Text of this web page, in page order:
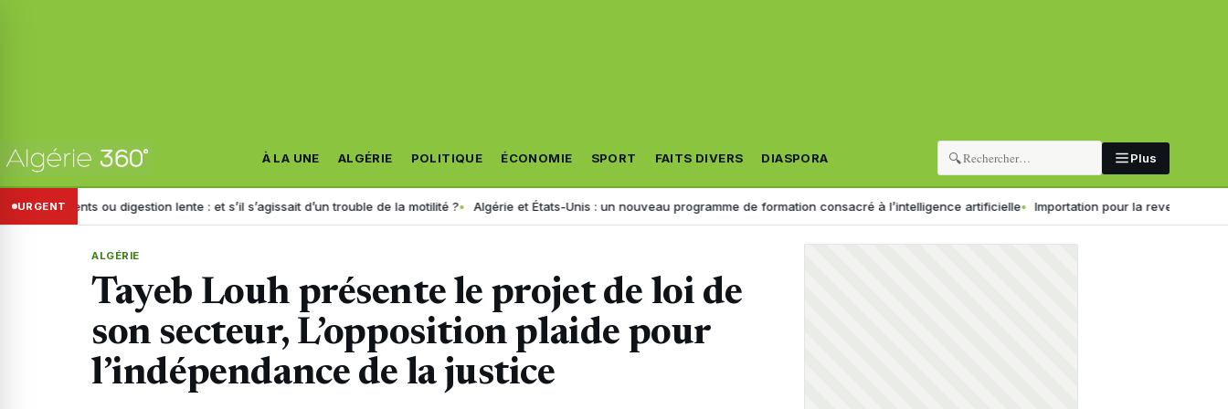
À LA UNE ALGÉRIE POLITIQUE ÉCONOMIE SPORT FAITS DIVERS DIASPORA 🔍 Plus
URGENTou digestion lente : et s’il s’agissait d’un trouble de la motilité ? Algérie et États-Unis : un nouveau programme de formation consacré à l’intelligence artificielle Importation pour la revente en l’état : le
ALGÉRIE
Tayeb Louh présente le projet de loi de
son secteur, L’opposition plaide pour
l’indépendance de la justice